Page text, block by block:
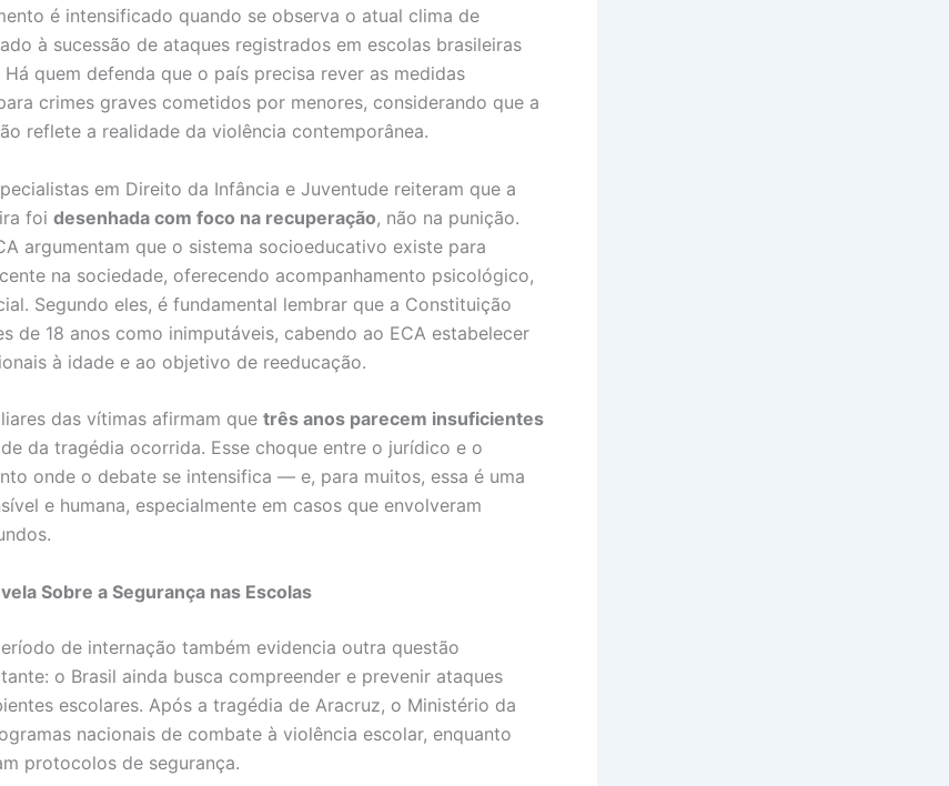
é intensificado quando se observa o atual clima de
à sucessão de ataques registrados em escolas brasileiras
quem defenda que o país precisa rever as medidas
crimes graves cometidos por menores, considerando que a
reflete a realidade da violência contemporânea.
em Direito da Infância e Juventude reiteram que a
foi desenhada com foco na recuperação, não na punição.
argumentam que o sistema socioeducativo existe para
na sociedade, oferecendo acompanhamento psicológico,
Segundo eles, é fundamental lembrar que a Constituição
de 18 anos como inimputáveis, cabendo ao ECA estabelecer
à idade e ao objetivo de reeducação.
das vítimas afirmam que três anos parecem insuficientes
da tragédia ocorrida. Esse choque entre o jurídico e o
onde o debate se intensifica — e, para muitos, essa é uma
e humana, especialmente em casos que envolveram
Sobre a Segurança nas Escolas
de internação também evidencia outra questão
o Brasil ainda busca compreender e prevenir ataques
escolares. Após a tragédia de Aracruz, o Ministério da
nacionais de combate à violência escolar, enquanto
protocolos de segurança.